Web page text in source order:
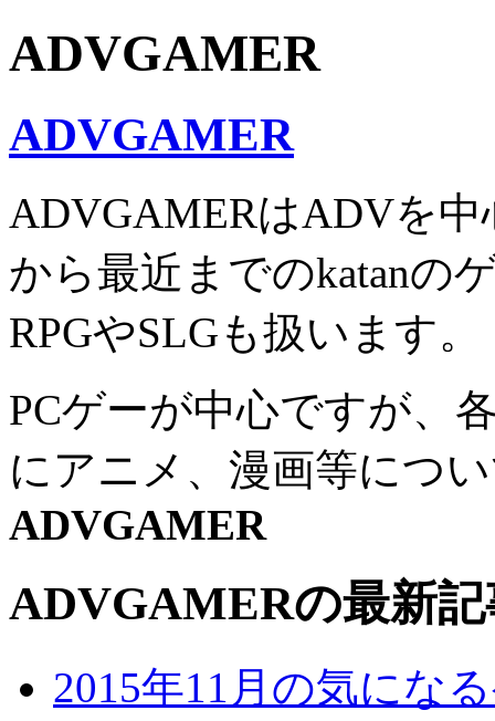
ADVGAMER
ADVGAMER
ADVGAMERはADVを中
から最近までのkatanの
RPGやSLGも扱います。
PCゲーが中心ですが、
にアニメ、漫画等につ
ADVGAMER
ADVGAMERの最新記
2015年11月の気にな